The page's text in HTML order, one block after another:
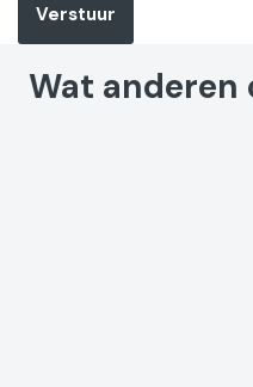
Verstuur
Wat anderen